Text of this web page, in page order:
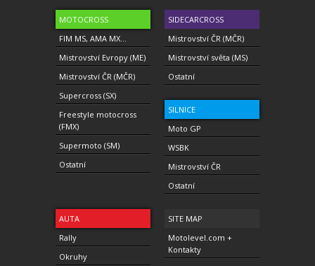
MOTOCROSS
FIM MS, AMA MX...
Mistrovství Evropy (ME)
Mistrovství ČR (MČR)
Supercross (SX)
Freestyle motocross
(FMX)
Supermoto (SM)
Ostatní
SIDECARCROSS
Mistrovství ČR (MČR)
Mistrovství světa (MS)
Ostatní
SILNICE
Moto GP
WSBK
Mistrovství ČR
Ostatní
AUTA
Rally
Okruhy
SITE MAP
Motolevel.com +
Kontakty